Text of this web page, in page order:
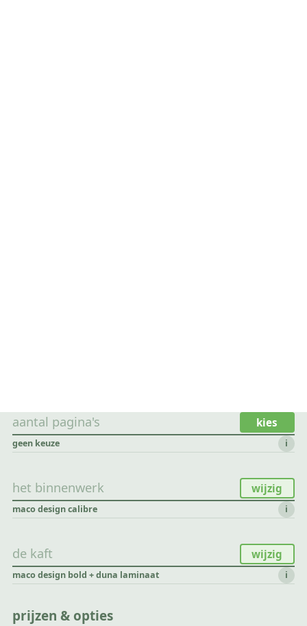
aantal pagina's kies
geen keuze i
het binnenwerk wijzig
maco design calibre i
de kaft wijzig
maco design bold + duna laminaat i
prijzen & opties